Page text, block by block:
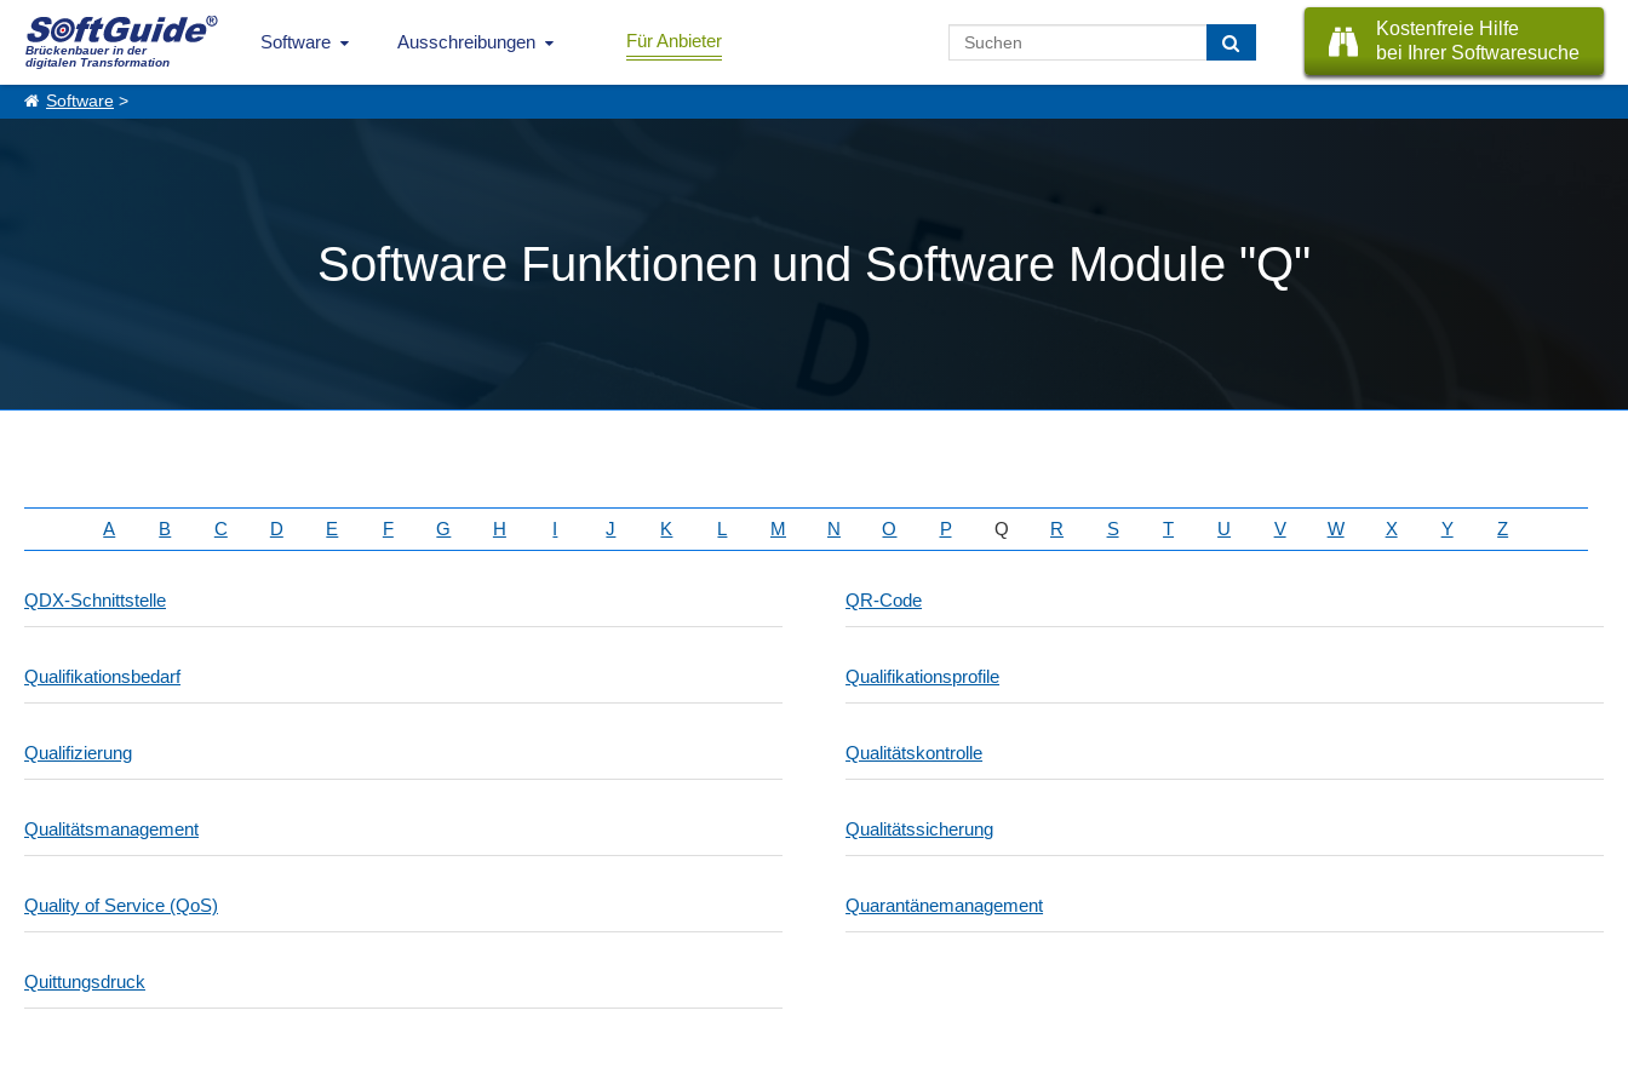
Brückenbauer in der
digitalen Transformation
Software Ausschreibungen Für Anbieter
Kostenfreie Hilfe
bei Ihrer Softwaresuche
Software >
Software Funktionen und Software Module "Q"
A B C D E F G H I J K L M N O P Q R S T U V W X Y Z
QDX-Schnittstelle QR-Code
Qualifikationsbedarf Qualifikationsprofile
Qualifizierung Qualitätskontrolle
Qualitätsmanagement Qualitätssicherung
Quality of Service (QoS) Quarantänemanagement
Quittungsdruck